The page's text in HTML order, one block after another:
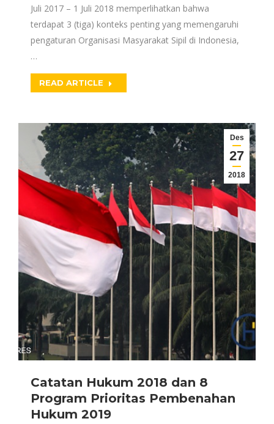
Juli 2017 – 1 Juli 2018 memperlihatkan bahwa
terdapat 3 (tiga) konteks penting yang memengaruhi
pengaturan Organisasi Masyarakat Sipil di Indonesia,
…
READ ARTICLE
Des
27
2018
Catatan Hukum 2018 dan 8
Program Prioritas Pembenahan
Hukum 2019